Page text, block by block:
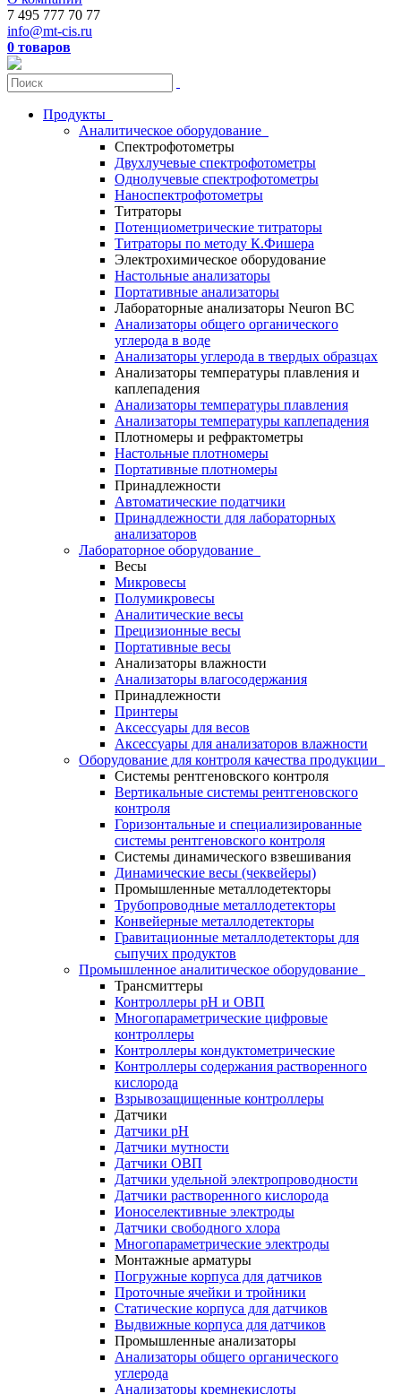
7 495 777 70 77
info@mt-cis.ru
0 товаров
Продукты
Аналитическое оборудование
Спектрофотометры
Двухлучевые спектрофотометры
Однолучевые спектрофотометры
Наноспектрофотометры
Титраторы
Потенциометрические титраторы
Титраторы по методу К.Фишера
Электрохимическое оборудование
Настольные анализаторы
Портативные анализаторы
Лабораторные анализаторы Neuron BC
Анализаторы общего органического
углерода в воде
Анализаторы углерода в твердых образцах
Анализаторы температуры плавления и
каплепадения
Анализаторы температуры плавления
Анализаторы температуры каплепадения
Плотномеры и рефрактометры
Настольные плотномеры
Портативные плотномеры
Принадлежности
Автоматические податчики
Принадлежности для лабораторных
анализаторов
Лабораторное оборудование
Весы
Микровесы
Полумикровесы
Аналитические весы
Прецизионные весы
Портативные весы
Анализаторы влажности
Анализаторы влагосодержания
Принадлежности
Принтеры
Аксессуары для весов
Аксессуары для анализаторов влажности
Оборудование для контроля качества продукции
Системы рентгеновского контроля
Вертикальные системы рентгеновского
контроля
Горизонтальные и специализированные
системы рентгеновского контроля
Системы динамического взвешивания
Динамические весы (чеквейеры)
Промышленные металлодетекторы
Трубопроводные металлодетекторы
Конвейерные металлодетекторы
Гравитационные металлодетекторы для
сыпучих продуктов
Промышленное аналитическое оборудование
Трансмиттеры
Контроллеры рН и ОВП
Многопараметрические цифровые
контроллеры
Контроллеры кондуктометрические
Контроллеры содержания растворенного
кислорода
Взрывозащищенные контроллеры
Датчики
Датчики рН
Датчики мутности
Датчики ОВП
Датчики удельной электропроводности
Датчики растворенного кислорода
Ионоселективные электроды
Датчики свободного хлора
Многопараметрические электроды
Монтажные арматуры
Погружные корпуса для датчиков
Проточные ячейки и тройники
Статические корпуса для датчиков
Выдвижные корпуса для датчиков
Промышленные анализаторы
Анализаторы общего органического
углерода
Анализаторы кремнекислоты